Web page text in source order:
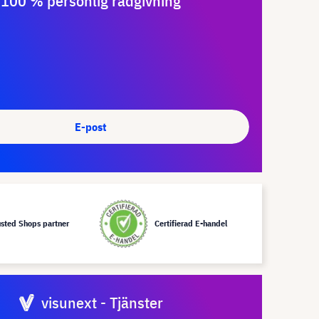
E-post
Shops partner Certifierad E-handel
visunext - Tjänster